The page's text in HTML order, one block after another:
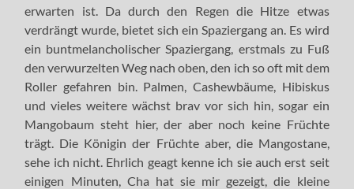
erwarten ist. Da durch den Regen die Hitze etwas
verdrängt wurde, bietet sich ein Spaziergang an. Es wird
ein buntmelancholischer Spaziergang, erstmals zu Fuß
den verwurzelten Weg nach oben, den ich so oft mit dem
Roller gefahren bin. Palmen, Cashewbäume, Hibiskus
und vieles weitere wächst brav vor sich hin, sogar ein
Mangobaum steht hier, der aber noch keine Früchte
trägt. Die Königin der Früchte aber, die Mangostane,
sehe ich nicht. Ehrlich geagt kenne ich sie auch erst seit
einigen Minuten, Cha hat sie mir gezeigt, die kleine